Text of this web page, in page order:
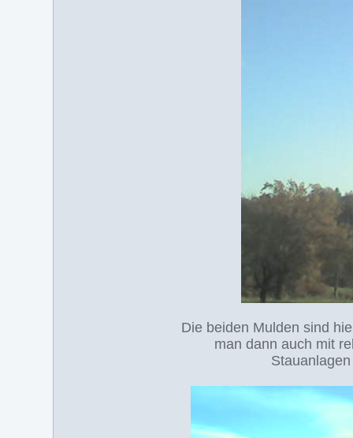
Die beiden Mulden sind
man dann auch mit